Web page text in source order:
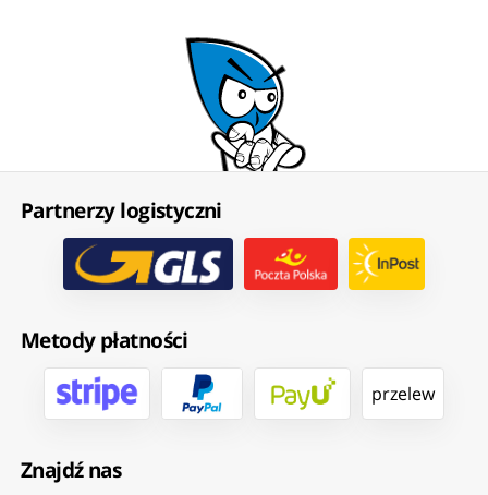
Partnerzy logistyczni
Metody płatności
przelew
Znajdź nas